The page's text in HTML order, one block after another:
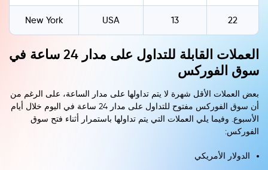
New York USA 13 22
العملات القابلة للتداول على مدار 24 ساعة في
سوق الفوركس
بعض العملات الأقل شهرة لا يتم تداولها على مدار الساعة، على الرغم من
أن سوق الفوركس مفتوح للتداول على مدار 24 ساعة في اليوم خلال أيام
الأسبوع. وفيما يلي العملات التي يتم تداولها باستمرار أثناء فتح سوق
الفوركس:
الدولار الأمريكي